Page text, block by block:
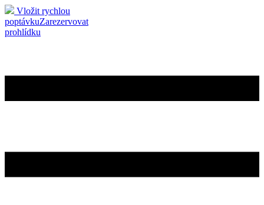
Vložit rychlou
poptávkuZarezervovat
prohlídku